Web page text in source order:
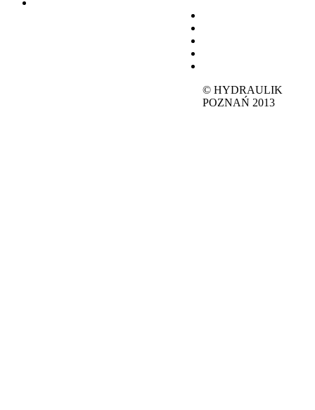
© HYDRAULIK
POZNAŃ 2013